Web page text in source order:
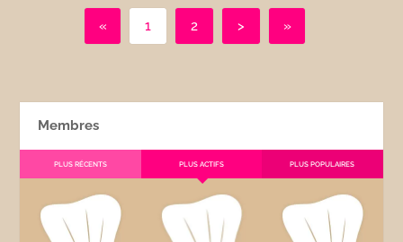
« 1 2 > »
Membres
PLUS RÉCENTS PLUS ACTIFS PLUS POPULAIRES